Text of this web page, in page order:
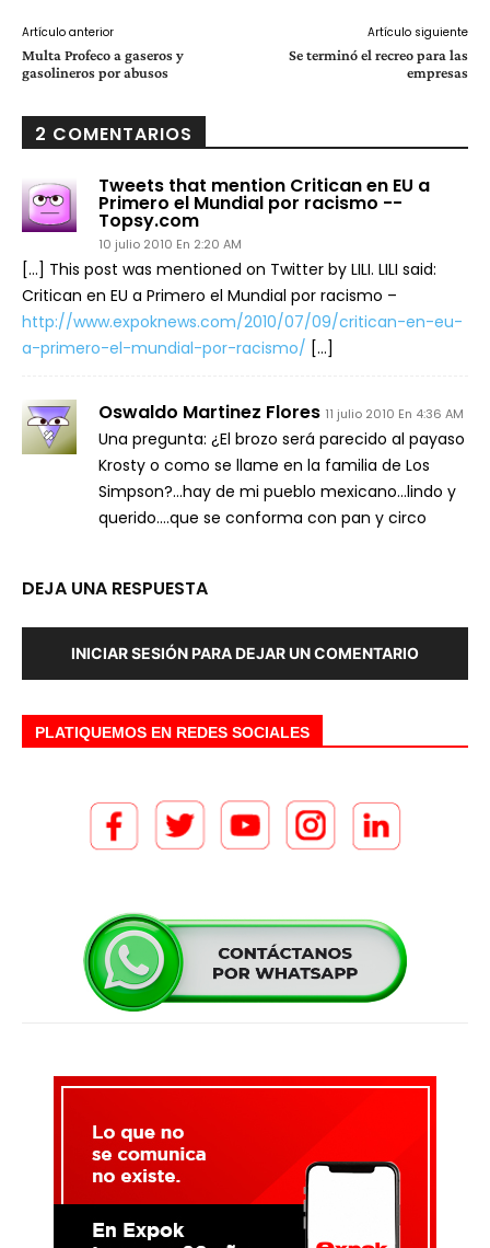
Artículo anterior
Multa Profeco a gaseros y
gasolineros por abusos
Artículo siguiente
Se terminó el recreo para las
empresas
2 COMENTARIOS
Tweets that mention Critican en EU a
Primero el Mundial por racismo --
Topsy.com
10 julio 2010 En 2:20 AM
[…] This post was mentioned on Twitter by LILI. LILI said:
Critican en EU a Primero el Mundial por racismo –
http://www.expoknews.com/2010/07/09/critican-en-eu-
a-primero-el-mundial-por-racismo/ […]
Oswaldo Martinez Flores 11 julio 2010 En 4:36 AM
Una pregunta: ¿El brozo será parecido al payaso
Krosty o como se llame en la familia de Los
Simpson?…hay de mi pueblo mexicano…lindo y
querido….que se conforma con pan y circo
DEJA UNA RESPUESTA
INICIAR SESIÓN PARA DEJAR UN COMENTARIO
PLATIQUEMOS EN REDES SOCIALES